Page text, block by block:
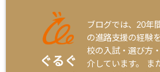
ぐるぐ
ブログでは、20年
の進路支援の経験
校の入試・選び方
介しています。 ま